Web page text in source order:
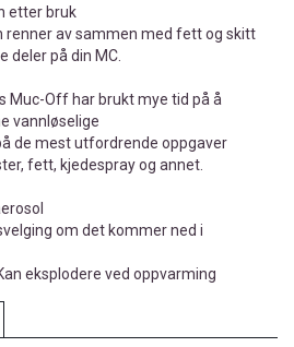
etter bruk
renner av sammen med fett og skitt
deler på din MC.
Muc-Off har brukt mye tid på å
vannløselige
de mest utfordrende oppgaver
fett, kjedespray og annet.
om det kommer ned i
eksplodere ved oppvarming